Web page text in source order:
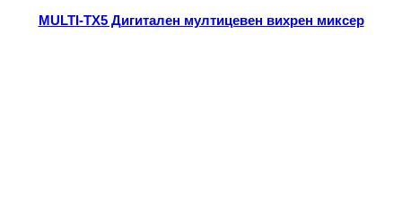
MULTI-TX5 Дигитален мултицевен вихрен миксер